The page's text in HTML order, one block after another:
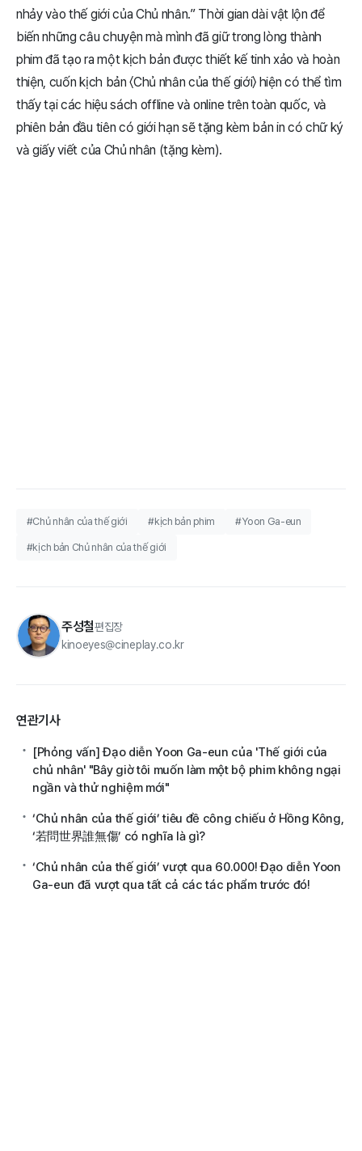
nhảy vào thế giới của Chủ nhân.” Thời gian dài vật lộn để
biến những câu chuyện mà mình đã giữ trong lòng thành
phim đã tạo ra một kịch bản được thiết kế tinh xảo và hoàn
thiện, cuốn kịch bản 〈Chủ nhân của thế giới〉 hiện có thể tìm
thấy tại các hiệu sách offline và online trên toàn quốc, và
phiên bản đầu tiên có giới hạn sẽ tặng kèm bản in có chữ ký
và giấy viết của Chủ nhân (tặng kèm).
#Chủ nhân của thế giới #kịch bản phim #Yoon Ga-eun
#kịch bản Chủ nhân của thế giới
주성철편집장
kinoeyes@cineplay.co.kr
연관기사
[Phỏng vấn] Đạo diễn Yoon Ga-eun của 'Thế giới của
chủ nhân' "Bây giờ tôi muốn làm một bộ phim không ngại
ngần và thử nghiệm mới"
‘Chủ nhân của thế giới’ tiêu đề công chiếu ở Hồng Kông,
‘若問世界誰無傷’ có nghĩa là gì?
‘Chủ nhân của thế giới’ vượt qua 60.000! Đạo diễn Yoon
Ga-eun đã vượt qua tất cả các tác phẩm trước đó!